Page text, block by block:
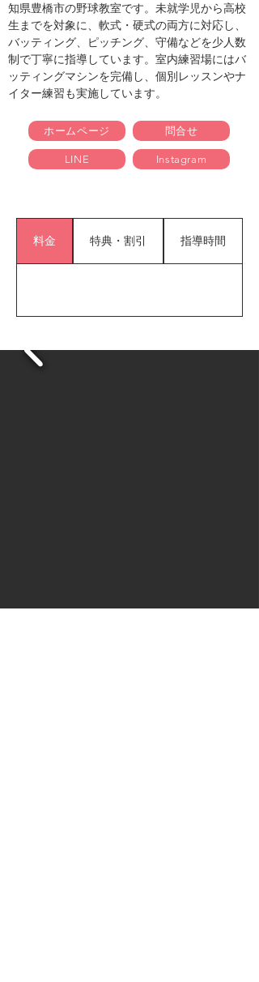
知県豊橋市の野球教室です。未就学児から高校
生までを対象に、軟式・硬式の両方に対応し、
バッティング、ピッチング、守備などを少人数
制で丁寧に指導しています。室内練習場にはバ
ッティングマシンを完備し、個別レッスンやナ
イター練習も実施しています。
ホームページ 問合せ
LINE Instagram
料金 特典・割引 指導時間